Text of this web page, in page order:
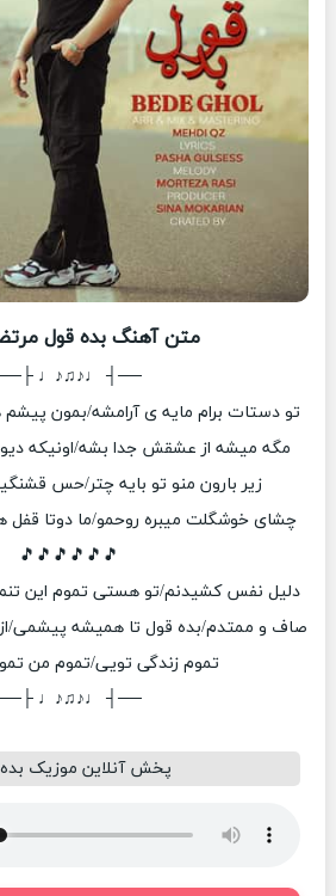
متن آهنگ بده قول
♩♪♫♪♩ ├──
تو دستات برام مایه ی آرامشه/بمون
مگه میشه از عشقش جدا بشه/اونیکه
زیر بارون منو تو بایه چتر/حس
چشای خوشگلت میبره روحمو/ما دوتا قفل
🎵🎵🎵🎵🎵🎵
دلیل نفس کشیدنم/تو هستی تموم این
صاف و ممتدم/بده قول تا همیشه پیشمی/
تموم زندگی تویی/تموم من
♩♪♫♪♩ ├──
پخش آنلاین موزیک